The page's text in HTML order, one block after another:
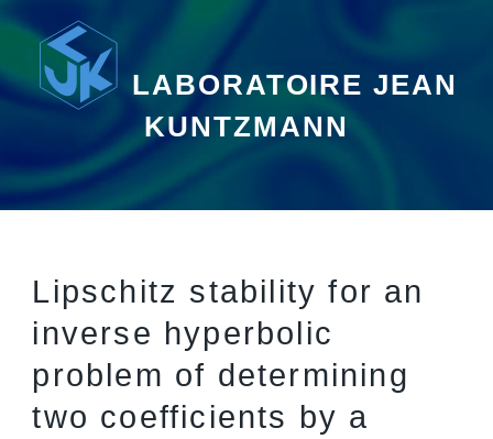
LABORATOIRE JEAN
KUNTZMANN
Lipschitz stability for an
inverse hyperbolic
problem of determining
two coefficients by a